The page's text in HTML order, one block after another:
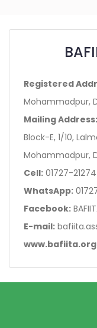
Registered
Mohammadpur,
Mailing Address:
Block-E, 1/10,
Mohammadpur,
Cell: 01727-
WhatsApp:
Facebook:
E-mail: